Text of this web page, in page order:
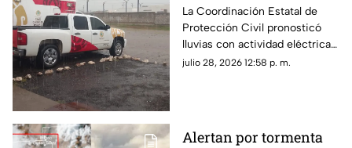
extremo en Chihuahua
La Coordinación Estatal de
Protección Civil pronosticó
lluvias con actividad eléctrica y
posible granizo en la Sierra
julio 28, 2026 12:58 p. m.
Alertan por tormenta